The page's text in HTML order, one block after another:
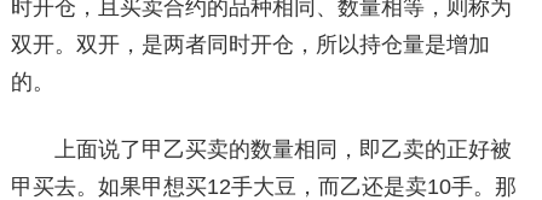
时开仓，且买卖合约的品种相同、数量相等，则称为
双开。双开，是两者同时开仓，所以持仓量是增加
的。
上面说了甲乙买卖的数量相同，即乙卖的正好被
甲买去。如果甲想买12手大豆，而乙还是卖10手。那